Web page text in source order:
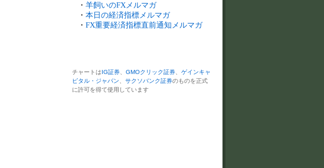
・ 羊飼いのFXメルマガ
・ 本日の経済指標メルマガ
・ FX重要経済指標直前通知メルマガ
チャートはIG証券 GMOクリック証券
ゲインキャ
ピタル・ジャパン
サクソバンク証券のものを正式
に許可を得て使用しています